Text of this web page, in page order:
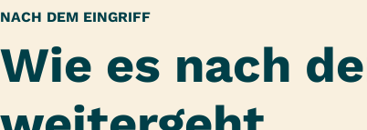
NACH DEM EINGRIFF
Wie es nach